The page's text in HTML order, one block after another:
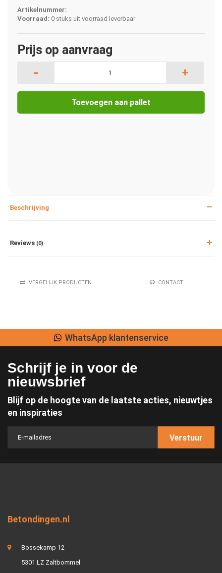
Artikelnummer:
Voorraad: 0 stuks uit voorraad leverbaar
Prijs op aanvraag
- +
Toevoegen aan pallet
Beschrijving
Reviews (0)
VERGELIJK PRODUCTEN CONTACT
WhatsApp klantenservice
Schrijf je in voor de
nieuwsbrief
Blijf op de hoogte van de laatste acties, nieuwtjes
en inspiraties
Verstuur
Betondingen.nl
Bossekamp 12
5301 LZ Zaltbommel